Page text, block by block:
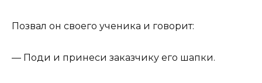
Позвал он своего ученика и говорит:
— Поди и принеси заказчику его шапки.